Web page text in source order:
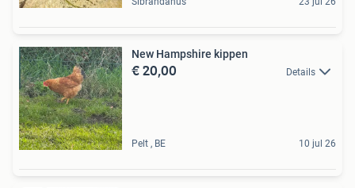
New Hampshire kippen
€ 20,00 Details
Pelt , BE 10 jul 26